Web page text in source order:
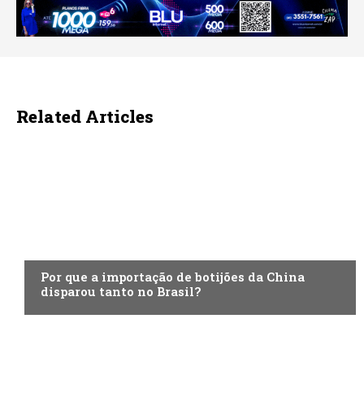
Related Articles
Por que a importação de botijões da China
disparou tanto no Brasil?